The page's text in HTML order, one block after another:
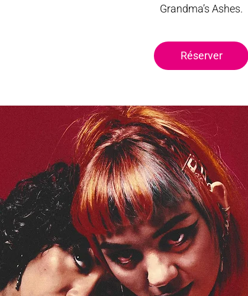
Grandma’s Ashes.
Réserver